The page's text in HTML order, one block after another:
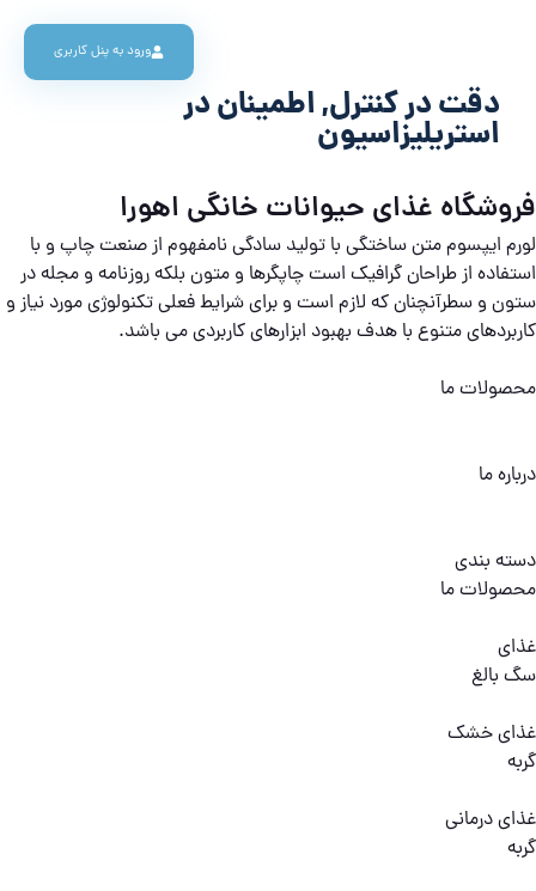
ورود به پنل کاربری
دقت در کنترل, اطمینان در
استریلیزاسیون
فروشگاه غذای حیوانات خانگی اهورا
لورم ایپسوم متن ساختگی با تولید سادگی نامفهوم از صنعت چاپ و با
استفاده از طراحان گرافیک است چاپگرها و متون بلکه روزنامه و مجله در
ستون و سطرآنچنان که لازم است و برای شرایط فعلی تکنولوژی مورد نیاز و
کاربردهای متنوع با هدف بهبود ابزارهای کاربردی می باشد.
محصولات ما
درباره ما
دسته بندی
محصولات ما
غذای
سگ بالغ
غذای خشک
گربه
غذای درمانی
گربه